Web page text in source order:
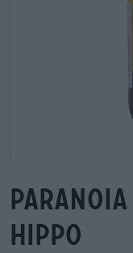
hippo